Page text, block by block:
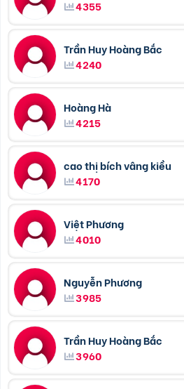
4355
Trần Huy Hoàng Bắc
4240
Hoàng Hà
4215
cao thị bích vâng kiều
4170
Việt Phương
4010
Nguyễn Phương
3985
Trần Huy Hoàng Bắc
3960